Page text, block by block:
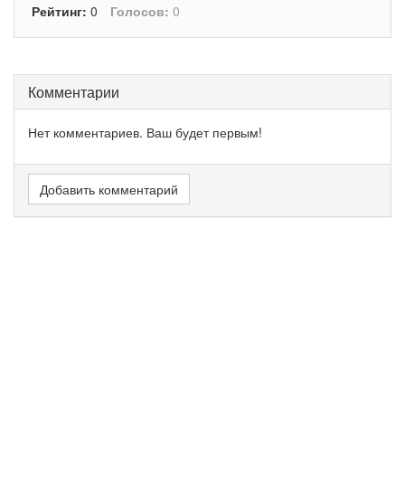
Рейтинг: 0 Голосов: 0
Комментарии
Нет комментариев. Ваш будет первым!
Добавить комментарий